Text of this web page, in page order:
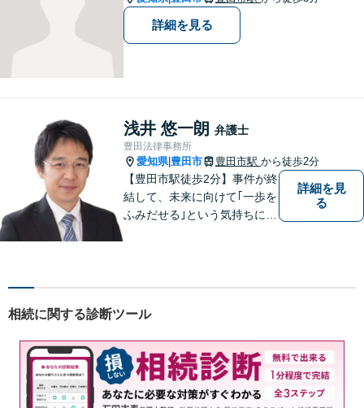
詳細を見る
浅井 悠一朗 弁護士
豊田法律事務所
愛知県| 豊田市 豊田市駅 から徒歩2分
【豊田市駅徒歩2分】事件が終
結して、未来に向けて｢一歩を
ふみだせる｣という気持ちに向
のご不安はご相談ください。
件あり】
詳細を見
る
相続に関する診断ツール